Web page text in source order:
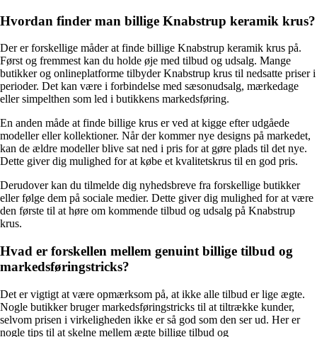
Hvordan finder man billige Knabstrup keramik krus?
Der er forskellige måder at finde billige Knabstrup keramik krus på.
Først og fremmest kan du holde øje med tilbud og udsalg. Mange
butikker og onlineplatforme tilbyder Knabstrup krus til nedsatte priser i
perioder. Det kan være i forbindelse med sæsonudsalg, mærkedage
eller simpelthen som led i butikkens markedsføring.
En anden måde at finde billige krus er ved at kigge efter udgåede
modeller eller kollektioner. Når der kommer nye designs på markedet,
kan de ældre modeller blive sat ned i pris for at gøre plads til det nye.
Dette giver dig mulighed for at købe et kvalitetskrus til en god pris.
Derudover kan du tilmelde dig nyhedsbreve fra forskellige butikker
eller følge dem på sociale medier. Dette giver dig mulighed for at være
den første til at høre om kommende tilbud og udsalg på Knabstrup
krus.
Hvad er forskellen mellem genuint billige tilbud og
markedsføringstricks?
Det er vigtigt at være opmærksom på, at ikke alle tilbud er lige ægte.
Nogle butikker bruger markedsføringstricks til at tiltrække kunder,
selvom prisen i virkeligheden ikke er så god som den ser ud. Her er
nogle tips til at skelne mellem ægte billige tilbud og